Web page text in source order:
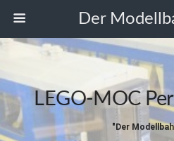
Der
LEGO-MOC
"Der